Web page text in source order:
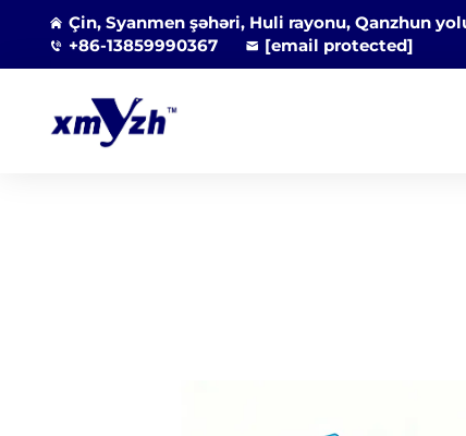
Çin, Syanmen şəhəri, Huli rayonu, Qanzhun
+86-13859990367
[email protected]